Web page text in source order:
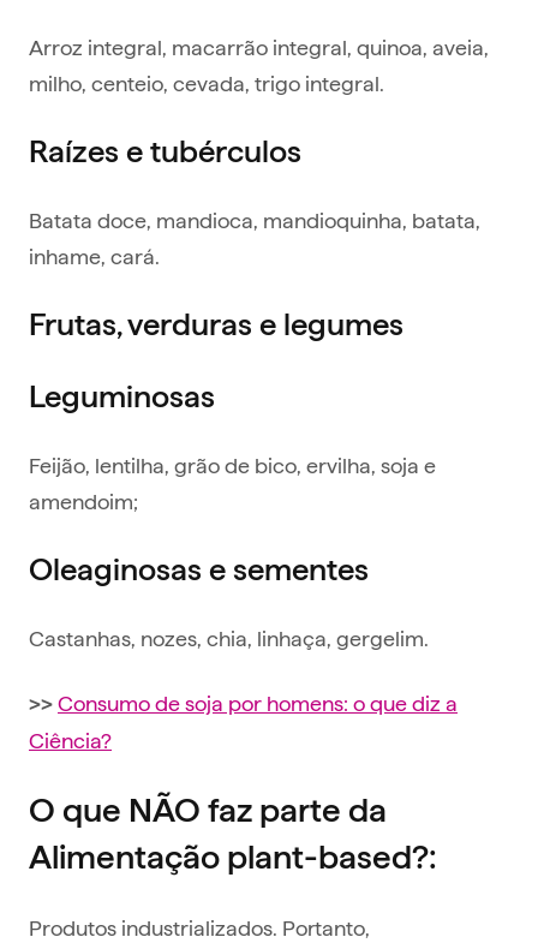
Arroz integral, macarrão integral, quinoa, aveia,
milho, centeio, cevada, trigo integral.
Raízes e tubérculos
Batata doce, mandioca, mandioquinha, batata,
inhame, cará.
Frutas, verduras e legumes
Leguminosas
Feijão, lentilha, grão de bico, ervilha, soja e
amendoim;
Oleaginosas e sementes
Castanhas, nozes, chia, linhaça, gergelim.
>> Consumo de soja por homens: o que diz a
Ciência?
O que NÃO faz parte da
Alimentação plant-based?:
Produtos industrializados. Portanto,